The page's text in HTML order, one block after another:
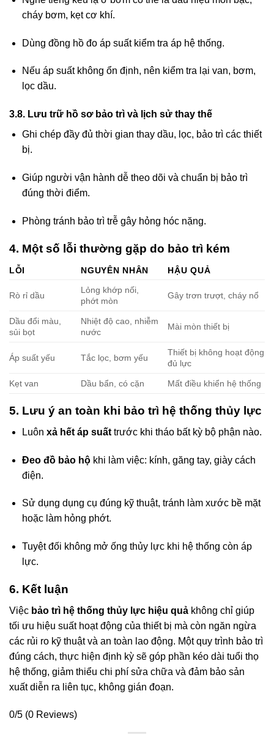
cháy bơm, kẹt cơ khí.
Dùng đồng hồ đo áp suất kiểm tra áp hệ thống.
Nếu áp suất không ổn định, nên kiểm tra lại van, bơm,
lọc dầu.
3.8. Lưu trữ hồ sơ bảo trì và lịch sử thay thế
Ghi chép đầy đủ thời gian thay dầu, lọc, bảo trì các thiết
bị.
Giúp người vận hành dễ theo dõi và chuẩn bị bảo trì
đúng thời điểm.
Phòng tránh bảo trì trễ gây hỏng hóc nặng.
4. Một số lỗi thường gặp do bảo trì kém
LỖI NGUYÊN NHÂN HẬU QUẢ
Rò rỉ dầu
Lỏng khớp nối,
phớt mòn
Gây trơn trượt, cháy nổ
Dầu đổi màu,
sủi bọt
Nhiệt độ cao, nhiễm
nước
Mài mòn thiết bị
Áp suất yếu Tắc lọc, bơm yếu
Thiết bị không hoạt động
đủ lực
Kẹt van Dầu bẩn, có cặn Mất điều khiển hệ thống
5. Lưu ý an toàn khi bảo trì hệ thống thủy lực
Luôn xả hết áp suấttrước khi tháo bất kỳ bộ phận nào.
Đeo đồ bảo hộkhi làm việc: kính, găng tay, giày cách
điện.
Sử dụng dụng cụ đúng kỹ thuật, tránh làm xước bề mặt
hoặc làm hỏng phớt.
Tuyệt đối không mở ống thủy lực khi hệ thống còn áp
lực.
6. Kết luận
Việc bảo trì hệ thống thủy lực hiệu quả không chỉ giúp
tối ưu hiệu suất hoạt động của thiết bị mà còn ngăn ngừa
các rủi ro kỹ thuật và an toàn lao động. Một quy trình bảo trì
đúng cách, thực hiện định kỳ sẽ góp phần kéo dài tuổi thọ
hệ thống, giảm thiểu chi phí sửa chữa và đảm bảo sản
xuất diễn ra liên tục, không gián đoạn.
0/5 (0 Reviews)